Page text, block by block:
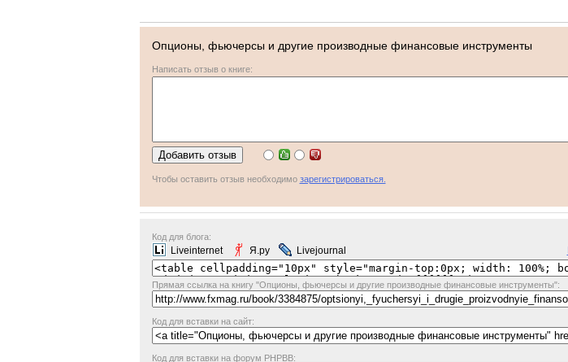
Опционы, фьючерсы и другие производные финансовые инструменты
Написать отзыв о книге:
Чтобы оставить отзыв необходимо зарегистрироваться.
Код для блога:
Liveinternet Я.ру Livejournal
Прямая ссылкана книгу "Опционы, фьючерсы и другие производные финансовые инструменты":
Код для вставки на сайт:
Код для вставки на форум PHPBB: